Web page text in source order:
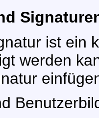
ist ein
werden